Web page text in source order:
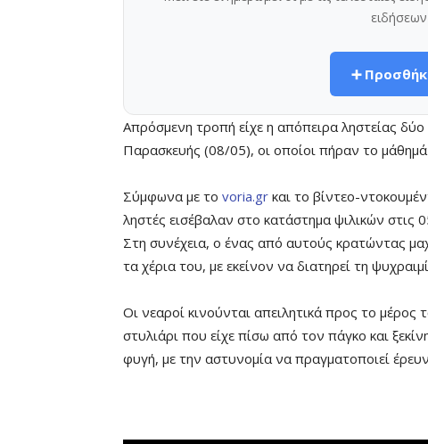
➕
Απρόσμενη τροπή είχε η απόπειρα ληστείας
Παρασκευής (08/05), οι οποίοι πήραν το
Σύμφωνα με το voria.gr και το βίντεο-
ληστές εισέβαλαν στο κατάστημα ψιλικών στις
Στη συνέχεια, ο ένας από αυτούς κρατώντας
τα χέρια του, με εκείνον να διατηρεί τη
Οι νεαροί κινούνται απειλητικά προς το
στυλιάρι που είχε πίσω από τον πάγκο και
φυγή, με την αστυνομία να πραγματοποιεί